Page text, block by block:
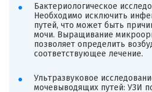
Бактериологическое
Необходимо исключить
путей, что может быть
мочи. Выращивание
позволяет определить
соответствующее лечение.
Ультразвуковое
мочевыводящих путей: УЗИ